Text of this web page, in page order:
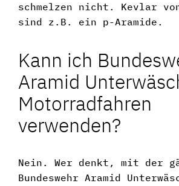
schmelzen nicht. Kevlar
sind z.B. ein p-Aramide.
Kann ich
Aramid
Motorradfahren
verwenden?
Nein. Wer denkt, mit der
Bundeswehr Aramid